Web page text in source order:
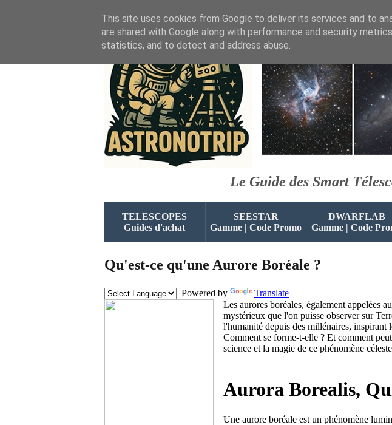
Le Guide des Smart
TELESCOPES
Guides d'achat
SEESTAR
Gamme | Code Promo
DWARFLAB
Gamme | Code
Qu'est-ce qu'une Aurore Boréale ?
Powered by
Translate
Les aurores boréales, également appelées
mystérieux que l'on puisse observer sur
l'humanité depuis des millénaires, inspirant
Comment se forme-t-elle ? Et comment
science et la magie de ce phénomène
Aurora Borealis,
Une aurore boréale est un phénomène
This site uses cookies from Google to deliver its services and to
are shared with Google along with performance and security
statistics, and to detect and address abuse.